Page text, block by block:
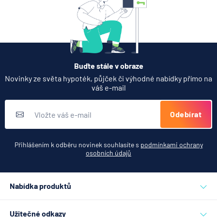
Partners Banka spouští
nákup a prodej bitcoinu
přímo v Partners App
6.8.2026
Když rozhoduje stres: nové
triky bankovních podvodníků
Zobrazit všechny články
Buďte stále v obraze
Novinky ze světa hypoték, půjček či výhodné nabídky přímo na
váš e-mail
Odebírat
Přihlášením k odběru novinek souhlasíte s podmínkami ochrany
osobních údajů
Nabídka produktů
Užitečné odkazy